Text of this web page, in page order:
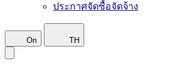
ประกาศจัดซื้อจัดจ้าง
On TH